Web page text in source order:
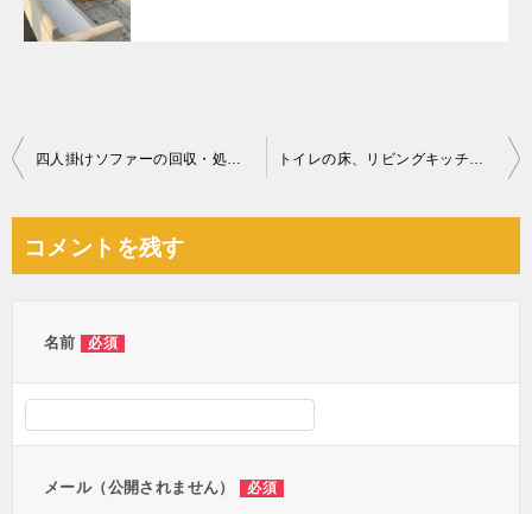
投
ビ
四人掛けソファーの回収・処分ご依頼 お客様の声 トイレの床、リビングキッチンの床の拭き掃除ご依頼 お客様の声
コメントを残す
名前 必須
メール（公開されません） 必須